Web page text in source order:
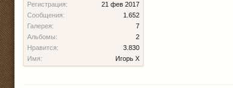
Регистрация:
21 фев 2017
Сообщения:
1.652
Галерея:
7
Альбомы:
2
Нравится:
3.830
Имя:
Игорь Х